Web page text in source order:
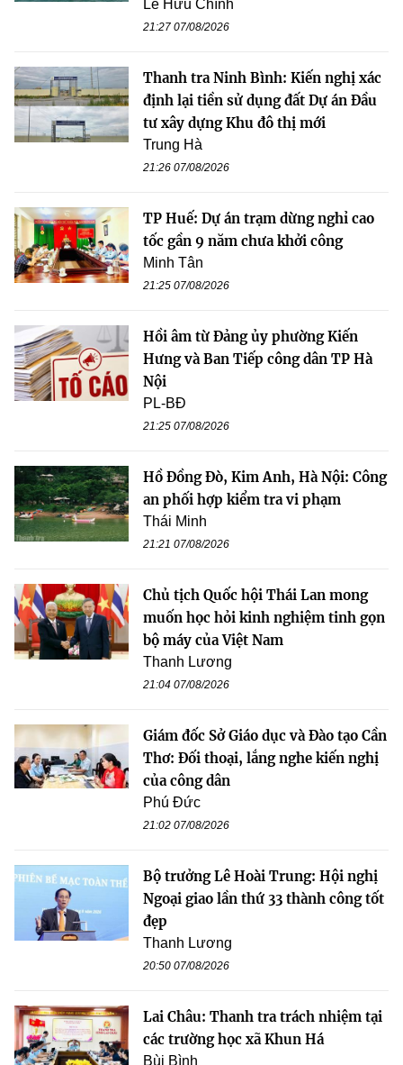
Lê Hữu Chính
21:27 07/08/2026
Thanh tra Ninh Bình: Kiến nghị xác
định lại tiền sử dụng đất Dự án Đầu
tư xây dựng Khu đô thị mới
Trung Hà
21:26 07/08/2026
TP Huế: Dự án trạm dừng nghỉ cao
tốc gần 9 năm chưa khởi công
Minh Tân
21:25 07/08/2026
Hồi âm từ Đảng ủy phường Kiến
Hưng và Ban Tiếp công dân TP Hà
Nội
PL-BĐ
21:25 07/08/2026
Hồ Đồng Đò, Kim Anh, Hà Nội: Công
an phối hợp kiểm tra vi phạm
Thái Minh
21:21 07/08/2026
Chủ tịch Quốc hội Thái Lan mong
muốn học hỏi kinh nghiệm tinh gọn
bộ máy của Việt Nam
Thanh Lương
21:04 07/08/2026
Giám đốc Sở Giáo dục và Đào tạo Cần
Thơ: Đối thoại, lắng nghe kiến nghị
của công dân
Phú Đức
21:02 07/08/2026
Bộ trưởng Lê Hoài Trung: Hội nghị
Ngoại giao lần thứ 33 thành công tốt
đẹp
Thanh Lương
20:50 07/08/2026
Lai Châu: Thanh tra trách nhiệm tại
các trường học xã Khun Há
Bùi Bình